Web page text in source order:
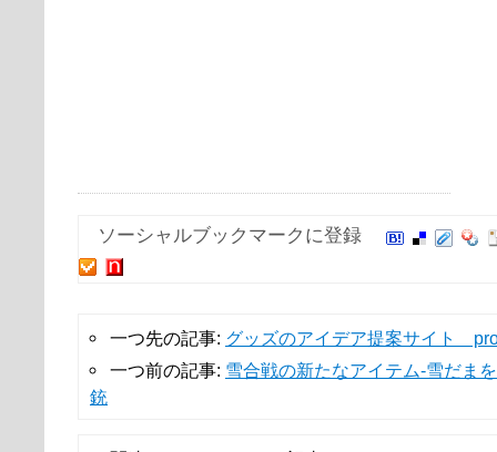
ソーシャルブックマークに登録
一つ先の記事: グッズのアイデア提案サイト
一つ前の記事: 雪合戦の新たなアイテム-雪だま
銃